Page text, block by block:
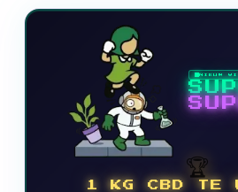
NIEUW
🏆
1 KG CBD TE